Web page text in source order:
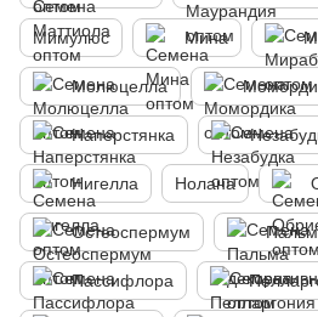
Мимулюс Мина
Молюцелла
Наперстянка
Нигелла Нолана
Остеоспермум
Пассифлора